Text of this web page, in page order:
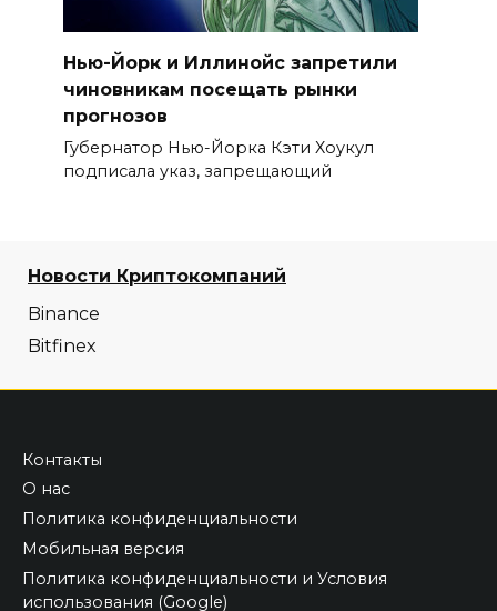
Нью-Йорк и Иллинойс запретили
чиновникам посещать рынки
прогнозов
Губернатор Нью-Йорка Кэти Хоукул
подписала указ, запрещающий
Новости Криптокомпаний
Binance
Bitfinex
Контакты
О нас
Политика конфиденциальности
Мобильная версия
Политика конфиденциальности и Условия
использования (Google)